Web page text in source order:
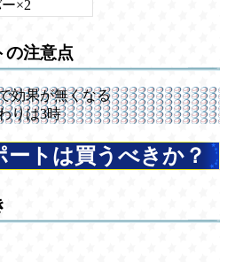
×2
の注意点
効果が無くなる
りは3時
トは買うべきか？